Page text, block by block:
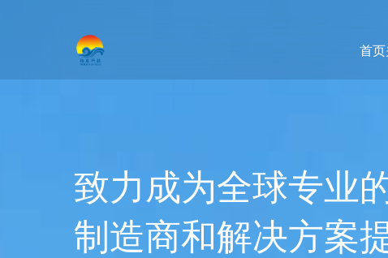
首页
致力成为全球专业
制造商和解决方案